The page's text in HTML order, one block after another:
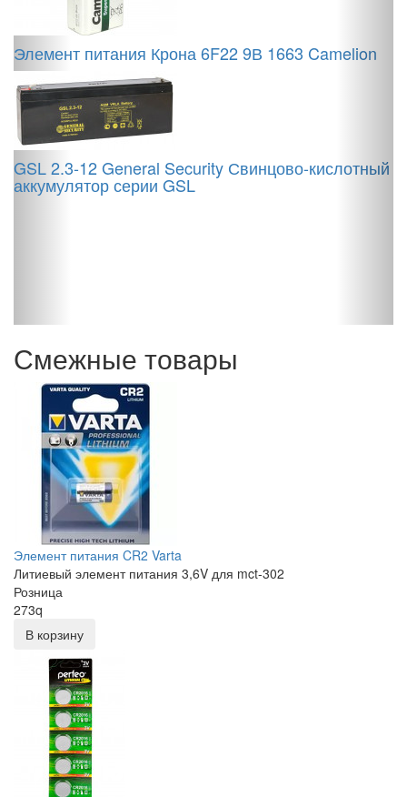
Элемент питания Крона 6F22 9В 1663 Camelion
GSL 2.3-12 General Security Свинцово-кислотный
аккумулятор серии GSL
Смежные товары
Элемент питания CR2 Varta
Литиевый элемент питания 3,6V для mct-302
Розница
273q
В корзину